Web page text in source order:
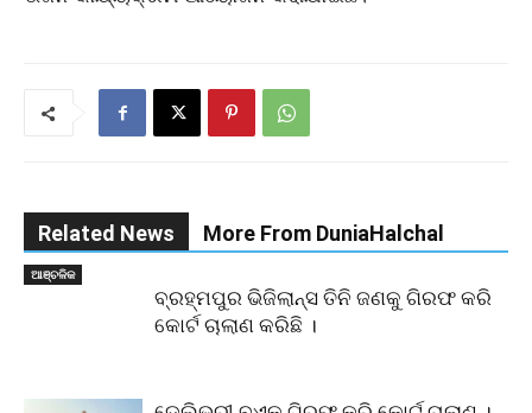
Related News More From DuniaHalchal
ଆଞ୍ଚଳିକ
ବ୍ରହ୍ମପୁର ଭିଜିଲାନ୍ସ ତିନି ଜଣକୁ ଗିରଫ କରି
କୋର୍ଟ ଚାଲାଣ କରିଛି ।